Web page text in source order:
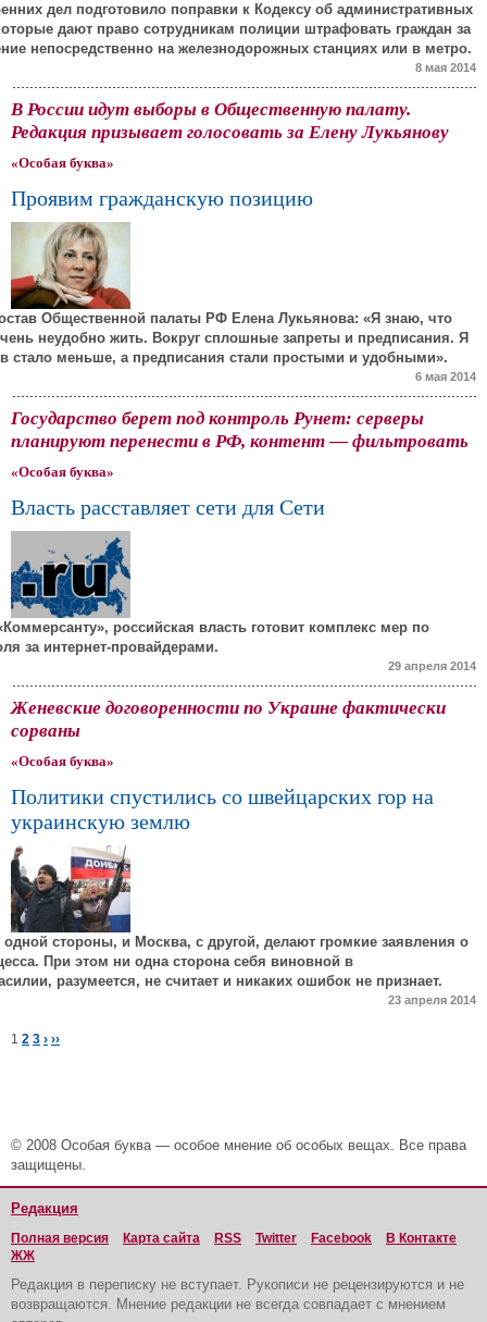
дел подготовило поправки к Кодексу об административных
дают право сотрудникам полиции штрафовать граждан за
непосредственно на железнодорожных станциях или в метро.
8 мая 2014
В России идут выборы в Общественную палату.
Редакция призывает голосовать за Елену Лукьянову
«Особая буква»
Проявим гражданскую позицию
Общественной палаты РФ Елена Лукьянова: «Я знаю, что
неудобно жить. Вокруг сплошные запреты и предписания. Я
стало меньше, а предписания стали простыми и удобными».
6 мая 2014
Государство берет под контроль Рунет: серверы
планируют перенести в РФ, контент — фильтровать
«Особая буква»
Власть расставляет сети для Сети
российская власть готовит комплекс мер по
за интернет-провайдерами.
29 апреля 2014
Женевские договоренности по Украине фактически
сорваны
«Особая буква»
Политики спустились со швейцарских гор на
украинскую землю
стороны, и Москва, с другой, делают громкие заявления о
При этом ни одна сторона себя виновной в
разумеется, не считает и никаких ошибок не признает.
23 апреля 2014
1 2 3 › ››
© 2008 Особая буква — особое мнение об особых вещах. Все права
защищены.
Редакция
Полная версия Карта сайта RSS Twitter Facebook
В Контакте
ЖЖ
Редакция в переписку не вступает. Рукописи не рецензируются и не
возвращаются. Мнение редакции не всегда совпадает с мнением